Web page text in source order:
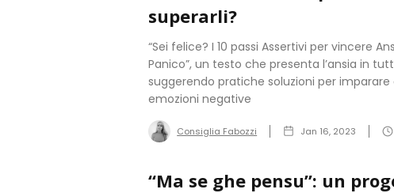
superarli?
“Sei felice? I 10 passi Assertivi per vincere
Panico”, un testo che presenta l’ansia in
suggerendo pratiche soluzioni per imparare
emozioni negative
Consiglia Fabozzi Jan 16, 2023
“Ma se ghe pensu”: un